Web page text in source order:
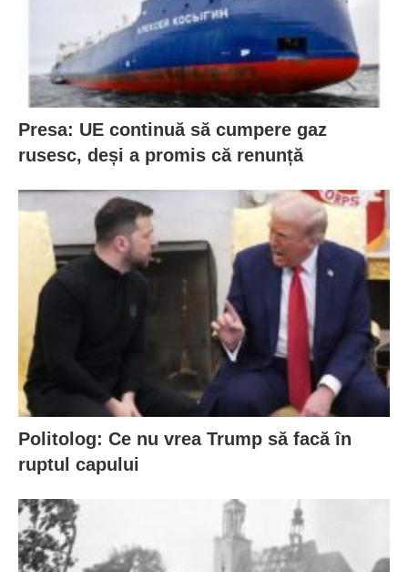
Presa: UE continuă să cumpere gaz
rusesc, deși a promis că renunță
Politolog: Ce nu vrea Trump să facă în
ruptul capului